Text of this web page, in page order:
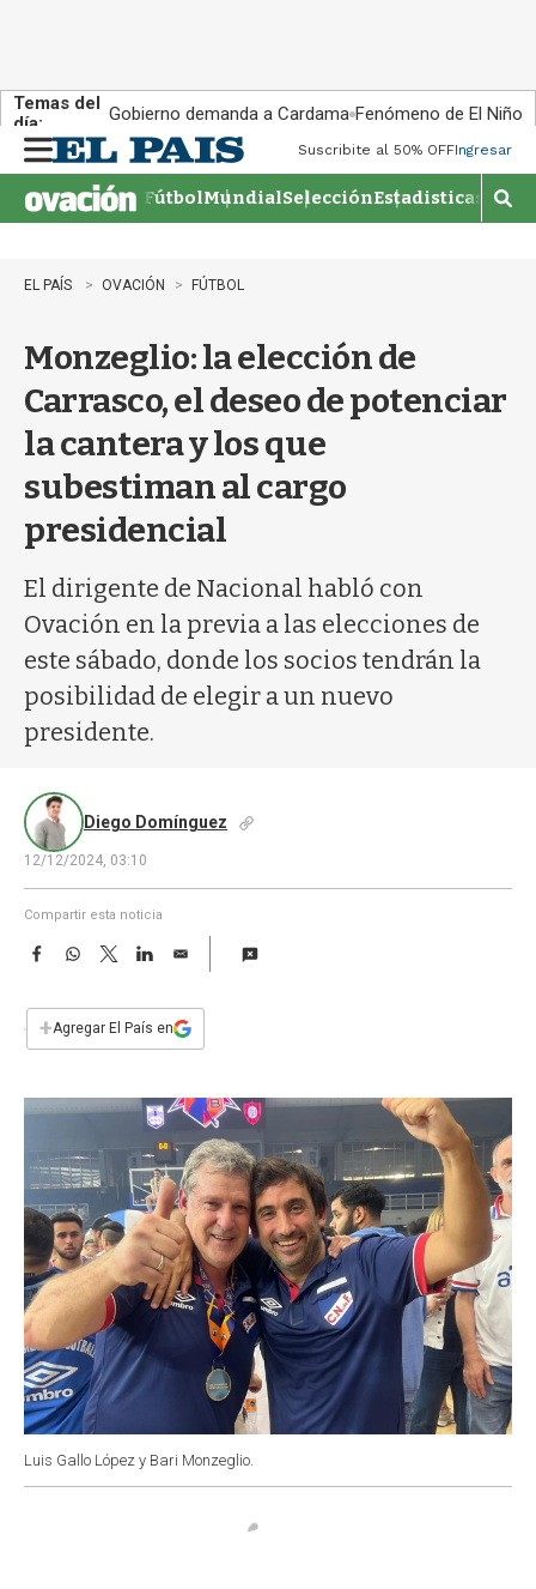
Temas del
día:
Gobierno demanda a Cardama Fenómeno de El Niño
n
u
Suscribite al 50% OFFIngresar
FútbolMundialSelecciónEstadisticas
M
o
�
EL PAÍS OVACIÓN FÚTBOL
Monzeglio: la elección de
Carrasco, el deseo de potenciar
la cantera y los que
subestiman al cargo
presidencial
El dirigente de Nacional habló con
Ovación en la previa a las elecciones de
este sábado, donde los socios tendrán la
posibilidad de elegir a un nuevo
presidente.
Diego Domínguez
12/12/2024, 03:10
Compartir esta noticia
F
e
b
k
W
s
p
T
w
t
L
n
E
i
l
+Agregar El País en
Luis Gallo López y Bari Monzeglio.